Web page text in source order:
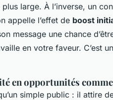
large. À l’inverse, un
appelle l’effet de boost
message une chance
en votre faveur. C’est
en opportunités
simple public : il attire